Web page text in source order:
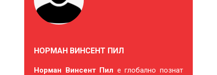
НОРМАН ВИНСЕНТ ПИЛ
Норман Винсент Пил е глобално познат